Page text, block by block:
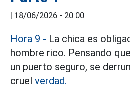
| 18/06/2026 - 20:00
Hora 9 - La chica es
hombre rico. Pensando
un puerto seguro, se
cruel verdad.